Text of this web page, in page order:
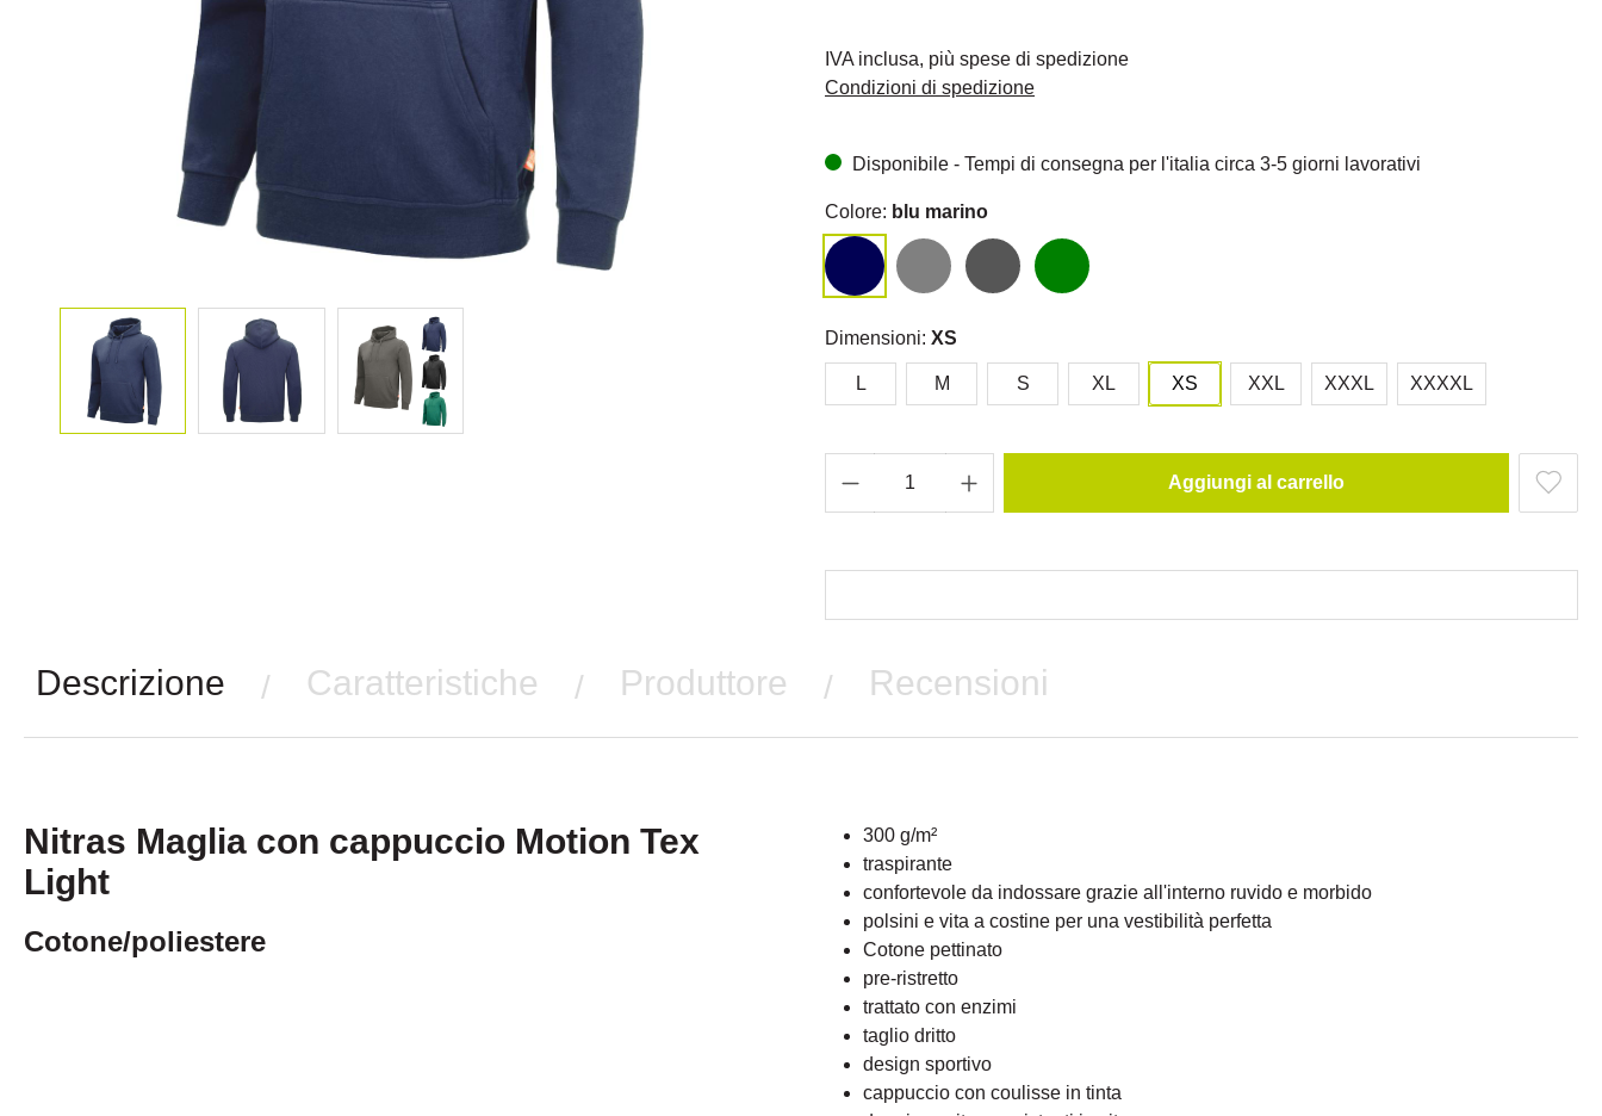
IVA inclusa, più spese di spedizione
Condizioni di spedizione
Disponibile - Tempi di consegna per l'italia circa 3-5 giorni lavorativi
Colore: blu marino
Dimensioni: XS
L M S XL XS XXL XXXL XXXXL
Aggiungi al carrello
Descrizione / Caratteristiche / Produttore / Recensioni
Nitras Maglia con cappuccio Motion Tex
Light
Cotone/poliestere
300 g/m²
traspirante
confortevole da indossare grazie all'interno ruvido e morbido
polsini e vita a costine per una vestibilità perfetta
Cotone pettinato
pre-ristretto
trattato con enzimi
taglio dritto
design sportivo
cappuccio con coulisse in tinta